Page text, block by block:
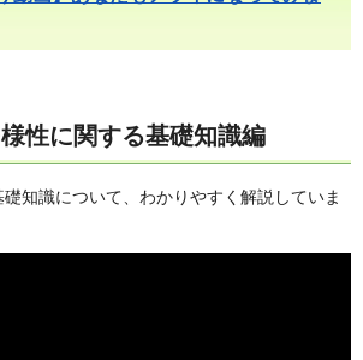
性に関する基礎知識編
知識について、わかりやすく解説していま